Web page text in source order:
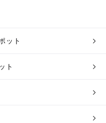
ット
ト